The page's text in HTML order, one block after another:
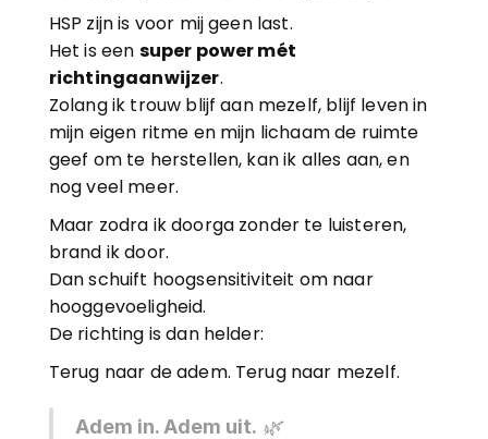
HSP zijn is voor mij geen last.
Het is een super power mét
richtingaanwijzer.
Zolang ik trouw blijf aan mezelf, blijf leven in
mijn eigen ritme en mijn lichaam de ruimte
geef om te herstellen, kan ik alles aan, en
nog veel meer.
Maar zodra ik doorga zonder te luisteren,
brand ik door.
Dan schuift hoogsensitiviteit om naar
hooggevoeligheid.
De richting is dan helder:
Terug naar de adem. Terug naar mezelf.
Adem in. Adem uit. 🌿